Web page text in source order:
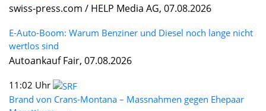
swiss-press.com / HELP Media AG, 07.08.2026
E-Auto-Boom: Warum Benziner und Diesel noch lange nicht
wertlos sind
Autoankauf Fair, 07.08.2026
11:02 Uhr
Brand von Crans-Montana – Massnahmen gegen Ehepaar